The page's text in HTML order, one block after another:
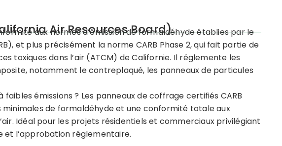
Air Resources Board)
aux normes d’émission de formaldéhyde établies par le
et plus précisément la norme CARB Phase 2, qui fait partie de
toxiques dans l’air (ATCM) de Californie. Il réglemente les
notamment le contreplaqué, les panneaux de particules
émissions ? Les panneaux de coffrage certifiés CARB
minimales de formaldéhyde et une conformité totale aux
Idéal pour les projets résidentiels et commerciaux privilégiant
et l’approbation réglementaire.